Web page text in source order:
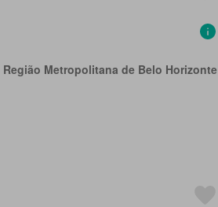
Metropolitana de Belo Horizonte